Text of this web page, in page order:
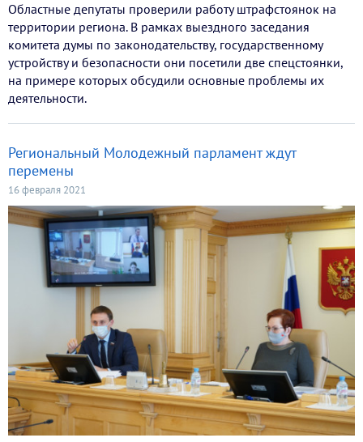
Областные депутаты проверили работу штрафстоянок на
территории региона. В рамках выездного заседания
комитета думы по законодательству, государственному
устройству и безопасности они посетили две спецстоянки,
на примере которых обсудили основные проблемы их
деятельности.
Региональный Молодежный парламент ждут
перемены
16 февраля 2021